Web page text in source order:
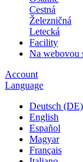
Cestná
Železničná
Letecká
Facility
Na webovou
Account
Language
Deutsch (DE)
English
Español
Magyar
Français